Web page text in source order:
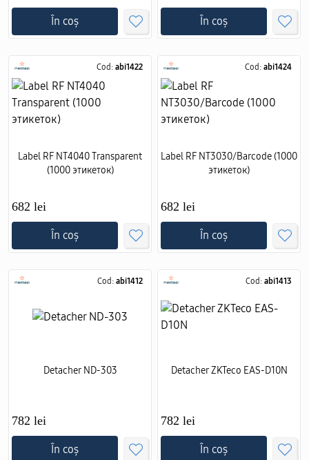
În coș În coș
Cod: abi1422
Label RF NT4040 Transparent
(1000 этикеток)
682 lei
În coș
Cod: abi1424
Label RF NT3030/Barcode (1000
этикеток)
682 lei
În coș
Cod: abi1412
Detacher ND-303
782 lei
În coș
Cod: abi1413
Detacher ZKTeco EAS-D10N
782 lei
În coș